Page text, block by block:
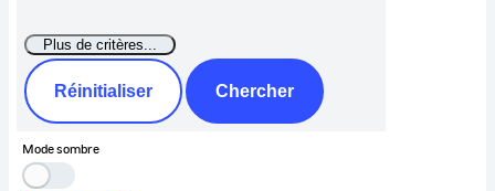
Réinitialiser Chercher
Mode sombre